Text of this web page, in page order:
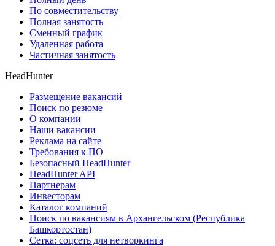
По совместительству
Полная занятость
Сменный график
Удаленная работа
Частичная занятость
HeadHunter
Размещение вакансий
Поиск по резюме
О компании
Наши вакансии
Реклама на сайте
Требования к ПО
Безопасный HeadHunter
HeadHunter API
Партнерам
Инвесторам
Каталог компаний
Поиск по вакансиям в Архангельском (Республика
Башкортостан)
Сетка: соцсеть для нетворкинга